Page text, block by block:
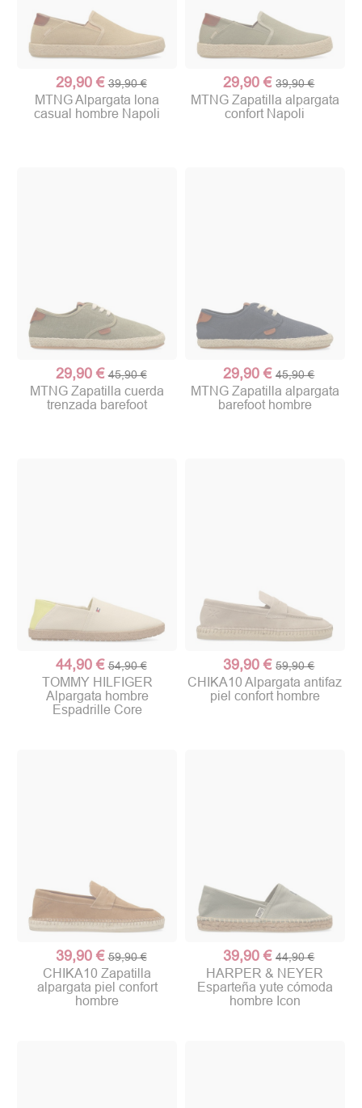
29,90 € 39,90 €
MTNG Alpargata lona
casual hombre Napoli
29,90 € 39,90 €
MTNG Zapatilla alpargata
confort Napoli
29,90 € 45,90 €
MTNG Zapatilla cuerda
trenzada barefoot
29,90 € 45,90 €
MTNG Zapatilla alpargata
barefoot hombre
44,90 € 54,90 €
TOMMY HILFIGER
Alpargata hombre
Espadrille Core
39,90 € 59,90 €
CHIKA10 Alpargata antifaz
piel confort hombre
39,90 € 59,90 €
CHIKA10 Zapatilla
alpargata piel confort
hombre
39,90 € 44,90 €
HARPER & NEYER
Esparteña yute cómoda
hombre Icon